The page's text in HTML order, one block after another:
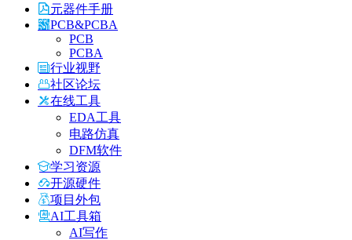
元器件手册
PCB&PCBA
PCB
PCBA
行业视野
社区论坛
在线工具
EDA工具
电路仿真
DFM软件
学习资源
开源硬件
项目外包
AI工具箱
AI写作